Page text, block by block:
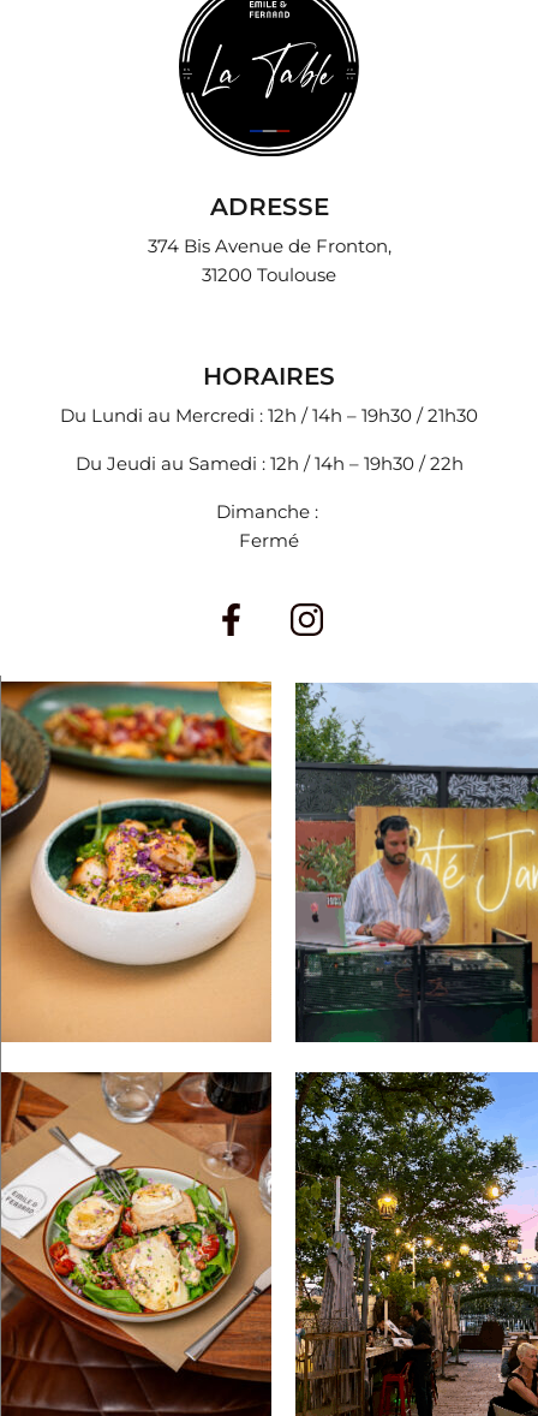
ADRESSE
374 Bis Avenue de Fronton,
31200 Toulouse
HORAIRES
Du Lundi au Mercredi : 12h / 14h – 19h30 / 21h30
Du Jeudi au Samedi : 12h / 14h – 19h30 / 22h
Dimanche :
Fermé